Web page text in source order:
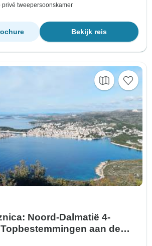
privé tweepersoonskamer
Bekijk reis
Noord-Dalmatië 4-
aan de